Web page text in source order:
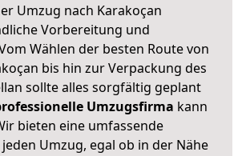
Umzug nach Karakoçan
Vorbereitung und
Wählen der besten Route von
bis hin zur Verpackung des
sollte alles sorgfältig geplant
Umzugsfirma kann
bieten eine umfassende
Umzug, egal ob in der Nähe